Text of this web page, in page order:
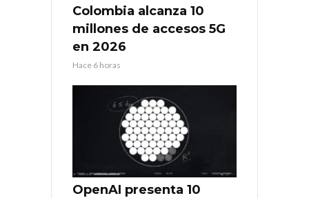
Colombia alcanza 10
millones de accesos 5G
en 2026
Hace 6 horas
OpenAI presenta 10